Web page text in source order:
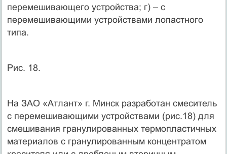
перемешивающего устройства; г) – с
перемешивающими устройствами лопастного
типа.
Рис. 18.
На ЗАО «Атлант» г. Минск разработан смеситель
с перемешивающими устройствами (рис.18) для
смешивания гранулированных термопластичных
материалов с гранулированным концентратом